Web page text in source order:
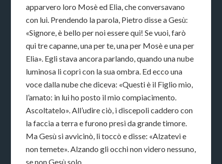
apparvero loro Mosè ed Elia, che conversavano
con lui. Prendendo la parola, Pietro disse a Gesù:
«Signore, è bello per noi essere qui! Se vuoi, farò
qui tre capanne, una per te, una per Mosè e una per
Elia». Egli stava ancora parlando, quando una nube
luminosa li coprì con la sua ombra. Ed ecco una
voce dalla nube che diceva: «Questi è il Figlio mio,
l’amato: in lui ho posto il mio compiacimento.
Ascoltatelo». All’udire ciò, i discepoli caddero con
la faccia a terra e furono presi da grande timore.
Ma Gesù si avvicinò, li toccò e disse: «Alzatevi e
non temete». Alzando gli occhi non videro nessuno,
se non Gesù solo.